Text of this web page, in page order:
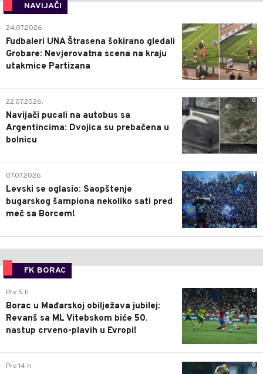
NAVIJAČI
0
24.07.2026.
Fudbaleri UNA Štrasena šokirano gledali
Grobare: Nevjerovatna scena na kraju
utakmice Partizana
0
22.07.2026.
Navijači pucali na autobus sa
Argentincima: Dvojica su prebačena u
bolnicu
1
07.07.2026.
Levski se oglasio: Saopštenje
bugarskog šampiona nekoliko sati pred
meč sa Borcem!
FK BORAC
0
Pre 5 h
Borac u Mađarskoj obilježava jubilej:
Revanš sa ML Vitebskom biće 50.
nastup crveno-plavih u Evropi!
0
Pre 14 h